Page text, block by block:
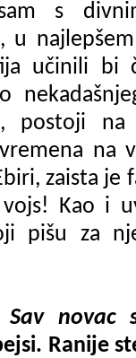
s
u
učinili bi
postoji
na
zaista je
Kao i
pišu za
Sav novac
Ranije